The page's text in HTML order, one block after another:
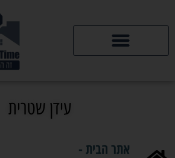
עידן שטרית
אתר הבית -